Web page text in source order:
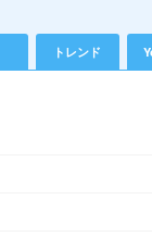
トレンド